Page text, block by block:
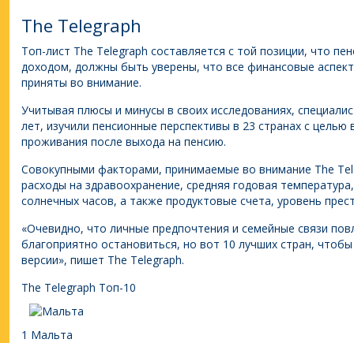
The Telegraph
Топ-лист The Telegraph составляется с той позиции, что
доходом, должны быть уверены, что все финансовые
приняты во внимание.
Учитывая плюсы и минусы в своих исследованиях,
лет, изучили пенсионные перспективы в 23 странах с
проживания после выхода на пенсию.
Совокупными факторами, принимаемые во внимание The
расходы на здравоохранение, средняя годовая
солнечных часов, а также продуктовые счета, уровень
«Очевидно, что личные предпочтения и семейные связи
благоприятно остановиться, но вот 10 лучших стран,
версии», пишет The Telegraph.
The Telegraph Топ-10
1 Мальта